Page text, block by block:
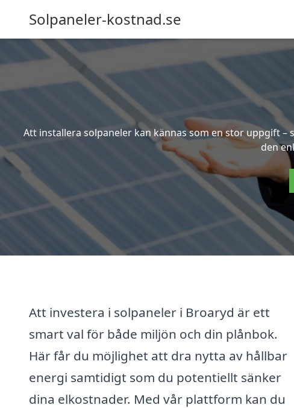
Solpaneler-kostnad.se
Att installera solpaneler kan kännas som en stor uppgift
den
Att investera i solpaneler i Broaryd är ett
smart val för både miljön och din plånbok.
Här får du möjlighet att dra nytta av hållbar
energi samtidigt som du potentiellt sänker
dina elkostnader. Med vår plattform kan du